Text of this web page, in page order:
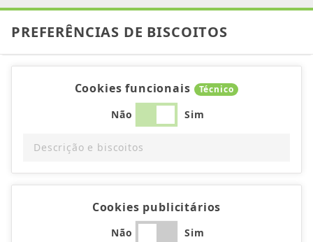
PREFERÊNCIAS DE BISCOITOS
Cookies funcionais Técnico
Não Sim
Descrição e biscoitos
Cookies publicitários
Não Sim